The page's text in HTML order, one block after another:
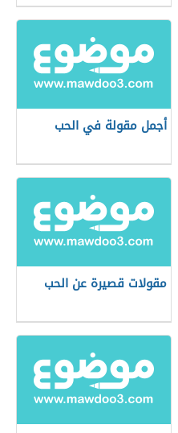
أجمل مقولة في الحب
مقولات قصيرة عن الحب